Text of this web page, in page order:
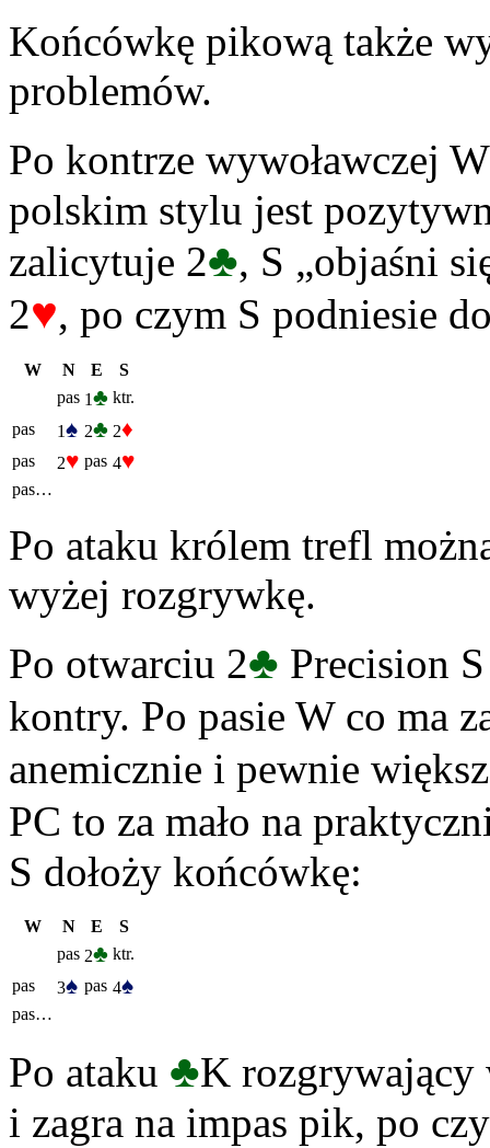
Końcówkę pikową także
problemów.
Po kontrze wywoławczej
polskim stylu jest
zalicytuje 2♣, S „objaśni
2♥, po czym S podniesie
W N E
S
pas 1♣ ktr.
pas
1♠ 2♣ 2♦
pas 2♥ pas 4♥
pas…
Po ataku królem trefl
wyżej rozgrywkę.
Po otwarciu 2♣ Precision
kontry. Po pasie W co ma
anemicznie i pewnie
PC to za mało na
S dołoży końcówkę:
W N E
S
pas 2♣ ktr.
pas
3♠ pas 4♠
pas…
Po ataku ♣K rozgrywający
i zagra na impas pik, po